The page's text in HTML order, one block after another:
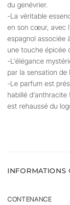
du genévrier.
-La véritable
en son cœur, avec
espagnol associée
une touche épicée
-L’élégance
par la sensation de
-Le parfum est
habillé
est rehaussé du
INFORMATIONS
CONTENANCE